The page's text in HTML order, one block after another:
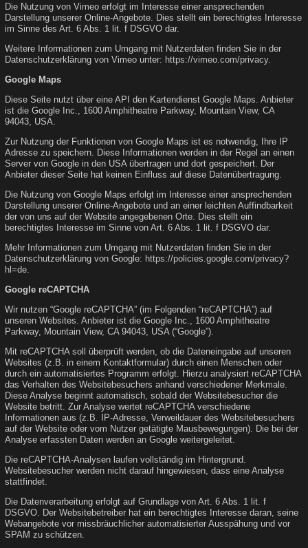
Die Nutzung von Vimeo erfolgt im Interesse einer ansprechenden
Darstellung unserer Online-Angebote. Dies stellt ein berechtigtes Interesse
im Sinne des Art. 6 Abs. 1 lit. f DSGVO dar.
Weitere Informationen zum Umgang mit Nutzerdaten finden Sie in der
Datenschutzerklärung von Vimeo unter: https://vimeo.com/privacy.
Google Maps
Diese Seite nutzt über eine API den Kartendienst Google Maps. Anbieter
ist die Google Inc., 1600 Amphitheatre Parkway, Mountain View, CA
94043, USA.
Zur Nutzung der Funktionen von Google Maps ist es notwendig, Ihre IP
Adresse zu speichern. Diese Informationen werden in der Regel an einen
Server von Google in den USA übertragen und dort gespeichert. Der
Anbieter dieser Seite hat keinen Einfluss auf diese Datenübertragung.
Die Nutzung von Google Maps erfolgt im Interesse einer ansprechenden
Darstellung unserer Online-Angebote und an einer leichten Auffindbarkeit
der von uns auf der Website angegebenen Orte. Dies stellt ein
berechtigtes Interesse im Sinne von Art. 6 Abs. 1 lit. f DSGVO dar.
Mehr Informationen zum Umgang mit Nutzerdaten finden Sie in der
Datenschutzerklärung von Google: https://policies.google.com/privacy?
hl=de
Google reCAPTCHA
Wir nutzen “Google reCAPTCHA” (im Folgenden “reCAPTCHA”) auf
unseren Websites. Anbieter ist die Google Inc., 1600 Amphitheatre
Parkway, Mountain View, CA 94043, USA (“Google”).
Mit reCAPTCHA soll überprüft werden, ob die Dateneingabe auf unseren
Websites (z.B. in einem Kontaktformular) durch einen Menschen oder
durch ein automatisiertes Programm erfolgt. Hierzu analysiert reCAPTCHA
das Verhalten des Websitebesuchers anhand verschiedener Merkmale.
Diese Analyse beginnt automatisch, sobald der Websitebesucher die
Website betritt. Zur Analyse wertet reCAPTCHA verschiedene
Informationen aus (z.B. IP-Adresse, Verweildauer des Websitebesuchers
auf der Website oder vom Nutzer getätigte Mausbewegungen). Die bei der
Analyse erfassten Daten werden an Google weitergeleitet.
Die reCAPTCHA-Analysen laufen vollständig im Hintergrund.
Websitebesucher werden nicht darauf hingewiesen, dass eine Analyse
stattfindet.
Die Datenverarbeitung erfolgt auf Grundlage von Art. 6 Abs. 1 lit. f
DSGVO. Der Websitebetreiber hat ein berechtigtes Interesse daran, seine
Webangebote vor missbräuchlicher automatisierter Ausspähung und vor
SPAM zu schützen.